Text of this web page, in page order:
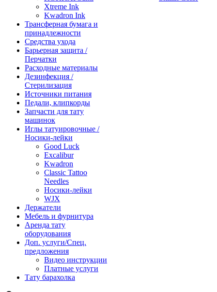
Xtreme Ink
Kwadron Ink
Трансферная бумага и
принадлежности
Средства ухода
Барьерная защита /
Перчатки
Расходные материалы
Дезинфекция /
Стерилизация
Источники питания
Педали, клипкорды
Запчасти для тату
машинок
Иглы татуировочные /
Носики-лейки
Good Luck
Excalibur
Kwadron
Classic Tattoo
Needles
Носики-лейки
WJX
Держатели
Мебель и фурнитура
Аренда тату
оборудования
Доп. услуги/Спец.
предложения
Видео инструкции
Платные услуги
Тату барахолка